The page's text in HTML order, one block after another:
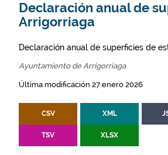
Declaración anual de
Arrigorriaga
Declaración anual de superficies de
Ayuntamiento de Arrigorriaga
Última modificación 27 enero 2026
CSV XML
TSV XLSX